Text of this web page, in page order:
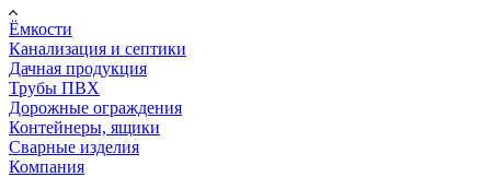
Ёмкости
Канализация и септики
Дачная продукция
Трубы ПВХ
Дорожные ограждения
Контейнеры, ящики
Сварные изделия
Компания